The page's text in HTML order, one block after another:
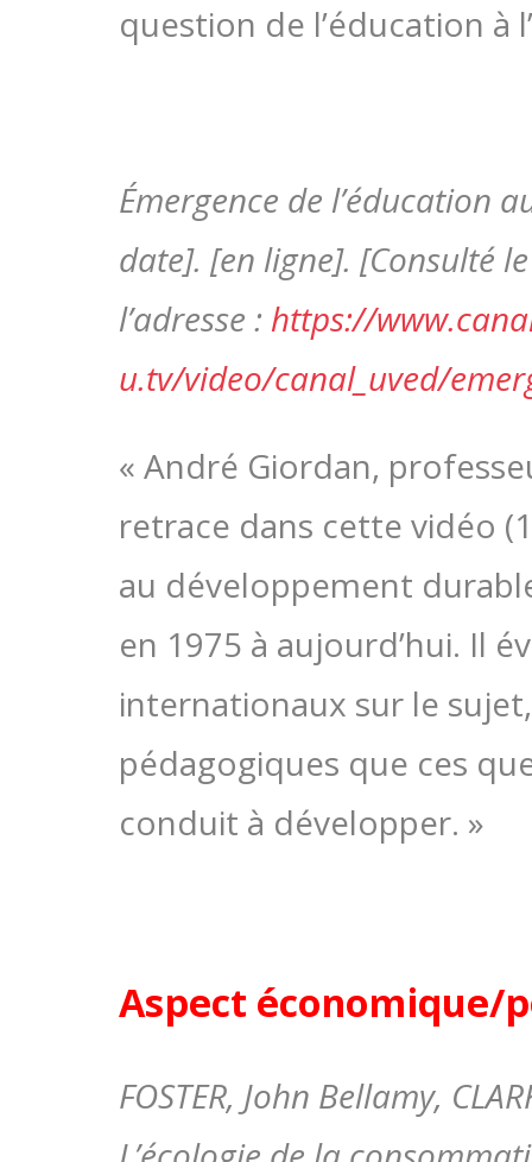
question de l’éducation à
Émergence de l’éducation
date]. [en ligne]. [Consulté
l’adresse : https://
u.tv/video/canal_uved/
« André Giordan,
retrace dans cette vidéo
au développement
en 1975 à aujourd’hui. Il
internationaux sur le
pédagogiques que ces
conduit à développer. »
Aspect
FOSTER, John Bellamy,